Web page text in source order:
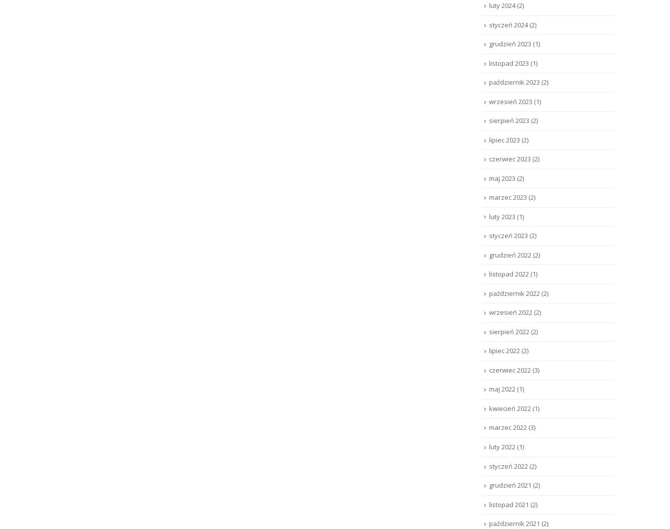
luty 2024(2)
styczeń 2024(2)
grudzień 2023 (1)
listopad 2023 (1)
październik 2023 (2)
wrzesień 2023 (1)
sierpień 2023 (2)
lipiec 2023 (2)
czerwiec 2023 (2)
maj 2023 (2)
marzec 2023 (2)
luty 2023 (1)
styczeń 2023 (2)
grudzień 2022 (2)
listopad 2022 (1)
październik 2022 (2)
wrzesień 2022 (2)
sierpień 2022 (2)
lipiec 2022 (2)
czerwiec 2022 (3)
maj 2022 (1)
kwiecień 2022 (1)
marzec 2022 (3)
luty 2022 (1)
styczeń 2022 (2)
grudzień 2021 (2)
listopad 2021 (2)
październik 2021 (2)